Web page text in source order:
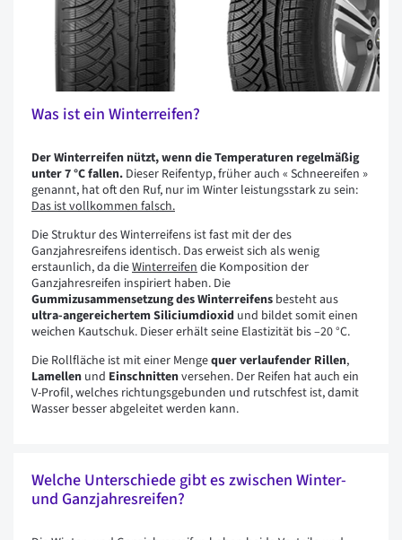
Was ist ein Winterreifen?
Der Winterreifen nützt, wenn die Temperaturen regelmäßig
unter 7 °C fallen. Dieser Reifentyp, früher auch « Schneereifen »
genannt, hat oft den Ruf, nur im Winter leistungsstark zu sein:
Das ist vollkommen falsch.
Die Struktur des Winterreifens ist fast mit der des
Ganzjahresreifens identisch. Das erweist sich als wenig
erstaunlich, da dieWinterreifen die Komposition der
Ganzjahresreifen inspiriert haben. Die
Gummizusammensetzung des Winterreifens besteht aus
ultra-angereichertem Siliciumdioxid und bildet somit einen
weichen Kautschuk. Dieser erhält seine Elastizität bis –20 °C.
Die Rollfläche ist mit einer Mengequer verlaufender Rillen,
Lamellen und Einschnittenversehen. Der Reifen hat auch ein
V-Profil, welches richtungsgebunden und rutschfest ist, damit
Wasser besser abgeleitet werden kann.
Welche Unterschiede gibt es zwischen Winter-
und Ganzjahresreifen?